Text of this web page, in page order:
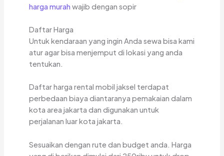
harga murah wajib dengan sopir
Daftar Harga
Untuk kendaraan yang ingin Anda sewa bisa kami
atur agar bisa menjemput di lokasi yang anda
tentukan.
Daftar harga rental mobil jaksel terdapat
perbedaan biaya diantaranya pemakaian dalam
kota area jakarta dan digunakan untuk
perjalanan luar kota jakarta.
Sesuaikan dengan rute dan budget anda. Harga